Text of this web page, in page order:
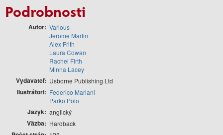
Podrobnosti
Autor Various
Jerome Martin
Alex Frith
Laura Cowan
Rachel Firth
Minna Lacey
Vydavateľ Usborne Publishing Ltd
Ilustrátori
Federico Mariani
Parko Polo
Jazyk anglický
Väzba Hardback